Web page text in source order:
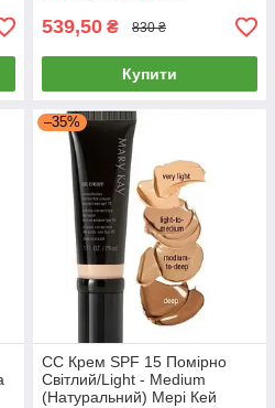
539,50 ₴ 830 ₴
Купити
–35%
СС Крем SPF 15 Помірно
Світлий/Light - Medium
(Натуральний) Мері Кей